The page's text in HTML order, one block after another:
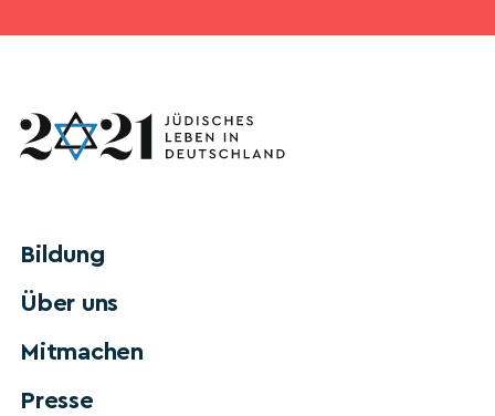
Bildung
Über uns
Mitmachen
Presse